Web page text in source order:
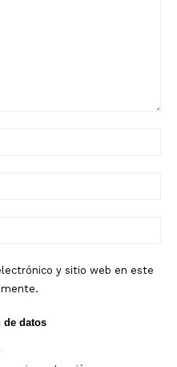
Una
y sitio web en este
de datos